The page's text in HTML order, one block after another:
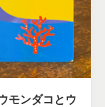
モンダコとウ